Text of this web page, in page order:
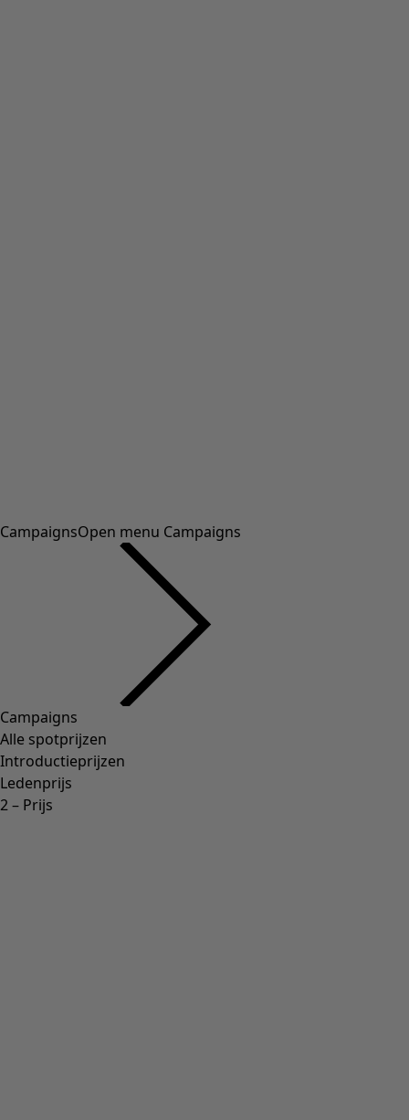
CampaignsOpen menu Campaigns
Campaigns
Alle spotprijzen
Introductieprijzen
Ledenprijs
2 – Prijs